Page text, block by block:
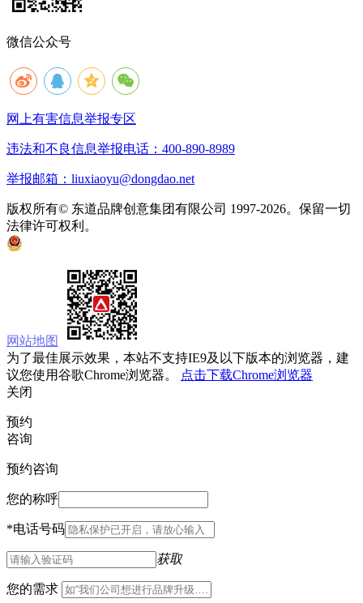
微信公众号
网上有害信息举报专区
违法和不良信息举报电话：400-890-8989
举报邮箱：liuxiaoyu@dongdao.net
版权所有© 东道品牌创意集团有限公司 1997-2026。保留一切
法律许可权利。
网站地图
为了最佳展示效果，本站不支持IE9及以下版本的浏览器，建
议您使用谷歌Chrome浏览器。
点击下载Chrome浏览器
关闭
预约
咨询
预约咨询
您的称呼
*电话号码
获取
您的需求